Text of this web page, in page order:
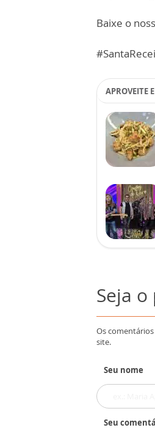
Baixe o
APROVEITE
Seja
Os
site.
Seu nome
Seu